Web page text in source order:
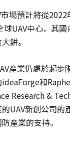
場預計將從
球UAV中心，其
餅。
產業仍處於起
和
Research &
UAV新創公司
產業的支持。